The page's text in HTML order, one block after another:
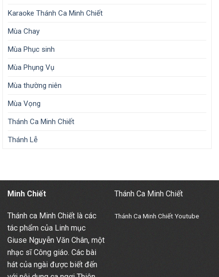
Karaoke Thánh Ca Minh Chiết
Mùa Chay
Mùa Phục sinh
Mùa Phụng Vụ
Mùa thường niên
Mùa Vọng
Thánh Ca Minh Chiết
Thánh Lễ
Minh Chiết
Thánh ca Minh Chiết là các
tác phẩm của Linh mục
Giuse Nguyễn Văn Chân, một
nhạc sĩ Công giáo. Các bài
hát của ngài được biết đến
Thánh Ca Minh Chiết
Thánh Ca Minh Chiết Youtube